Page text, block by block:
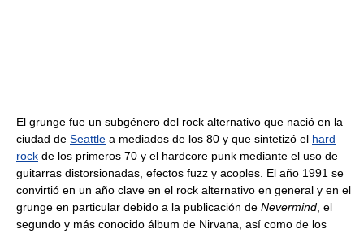
El grunge fue un subgénero del rock alternativo que nació en la
ciudad de Seattle a mediados de los 80 y que sintetizó el hard
rock de los primeros 70 y el hardcore punk mediante el uso de
guitarras distorsionadas, efectos fuzz y acoples. El año 1991 se
convirtió en un año clave en el rock alternativo en general y en el
grunge en particular debido a la publicación de Nevermind , el
segundo y más conocido álbum de Nirvana, así como de los